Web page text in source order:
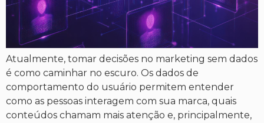
Atualmente, tomar decisões no marketing sem dados
é como caminhar no escuro. Os dados de
comportamento do usuário permitem entender
como as pessoas interagem com sua marca, quais
conteúdos chamam mais atenção e, principalmente,